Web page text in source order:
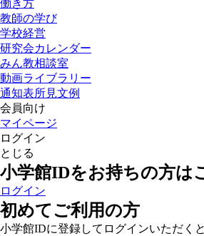
働き方
教師の学び
学校経営
研究会カレンダー
みん教相談室
動画ライブラリー
通知表所見文例
会員向け
マイページ
ログイン
とじる
小学館IDをお持ちの方は
ログイン
初めてご利用の方
小学館IDに登録してログインいただく